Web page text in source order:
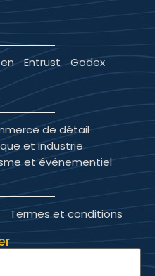
Entrust
Godex
de détail
et industrie
et événementiel
Termes et conditions